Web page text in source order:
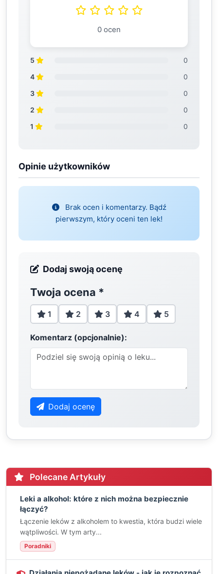
0 ocen
5
0
4
0
3
0
2
0
1
0
Opinie użytkowników
Brak ocen i komentarzy. Bądź
pierwszym, który oceni ten lek!
Dodaj swoją ocenę
Twoja ocena *
1 2 3 4 5
Komentarz (opcjonalnie):
Dodaj ocenę
Polecane Artykuły
Leki a alkohol: które z nich można bezpiecznie
łączyć?
Łączenie leków z alkoholem to kwestia, która budzi wiele
wątpliwości. W tym arty...
Poradniki